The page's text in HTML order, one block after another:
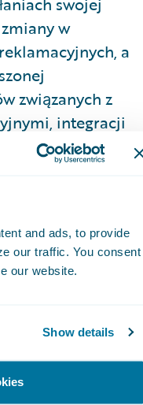
and ads, to provide
our traffic. You consent
our website.
Show details
w
a
związanych z
integracji
lepszych
za pomocą
a także
uczenie